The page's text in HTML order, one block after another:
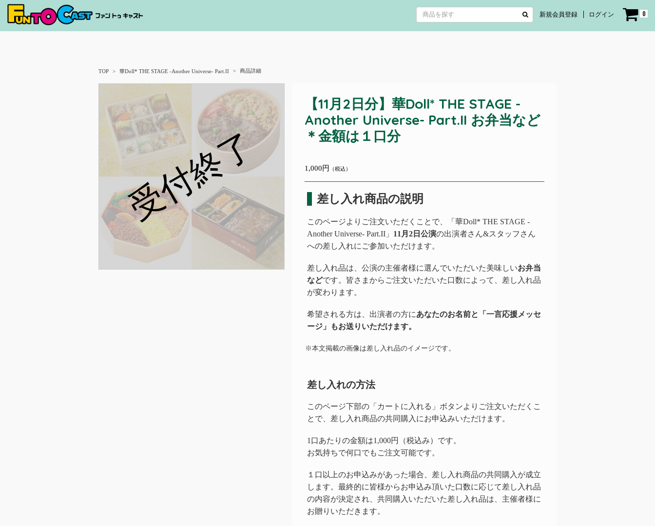
新規会員登録 ログイン 0
TOP 華Doll* THE STAGE -Another Universe- Part.II 商品詳細
受付終了
【11月2日分】華Doll* THE STAGE -
Another Universe- Part.II お弁当など
＊金額は１口分
1,000円 （税込）
差し入れ商品の説明
このページよりご注文いただくことで、「華Doll* THE STAGE -
Another Universe- Part.II」 11月2日公演の出演者さん&スタッフさん
への差し入れにご参加いただけます。
差し入れ品は、公演の主催者様に選んでいただいた美味しいお弁当
などです。皆さまからご注文いただいた口数によって、差し入れ品
が変わります。
希望される方は、出演者の方にあなたのお名前と「一言応援メッセ
ージ」もお送りいただけます。
※本文掲載の画像は差し入れ品のイメージです。
差し入れの方法
このページ下部の「カートに入れる」ボタンよりご注文いただくこ
とで、差し入れ商品の共同購入にお申込みいただけます。
1口あたりの金額は1,000円（税込み）です。
お気持ちで何口でもご注文可能です。
１口以上のお申込みがあった場合、差し入れ商品の共同購入が成立
します。最終的に皆様からお申込み頂いた口数に応じて差し入れ品
の内容が決定され、共同購入いただいた差し入れ品は、主催者様に
お贈りいただきます。